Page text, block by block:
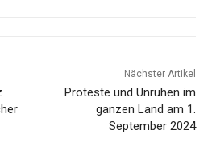
Nächster Artikel
Proteste und Unruhen im
ganzen Land am 1.
September 2024